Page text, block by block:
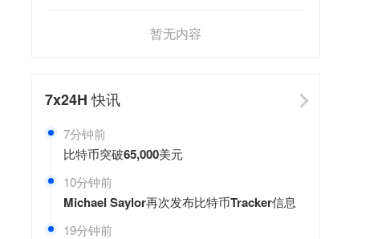
暂无内容
7x24H快讯
7分钟前
比特币突破65,000美元
10分钟前
Michael Saylor再次发布比特币Tracker信息
19分钟前